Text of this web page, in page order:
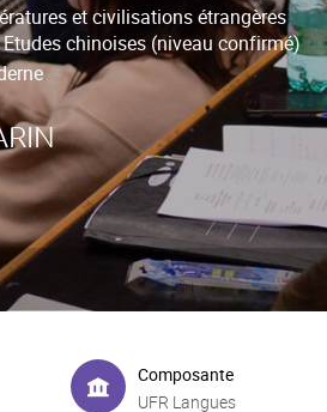
et civilisations étrangères
chinoises (niveau confirmé)
Composante
UFR Langues